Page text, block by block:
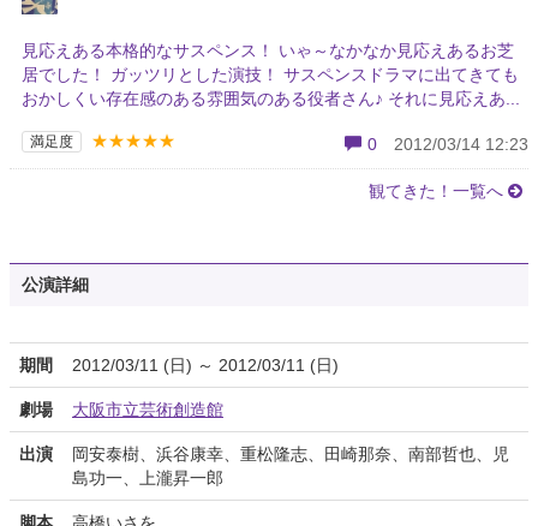
見応えある本格的なサスペンス！ いゃ～なかなか見応えあるお芝
居でした！ ガッツリとした演技！ サスペンスドラマに出てきても
おかしくい存在感のある雰囲気のある役者さん♪ それに見応えあ...
満足度 ★★★★★ 0 2012/03/14 12:23
観てきた！一覧へ
公演詳細
期間 2012/03/11 (日) ～ 2012/03/11 (日)
劇場 大阪市立芸術創造館
出演
岡安泰樹、浜谷康幸、重松隆志、田崎那奈、南部哲也、児
島功一、上瀧昇一郎
脚本 高橋いさを